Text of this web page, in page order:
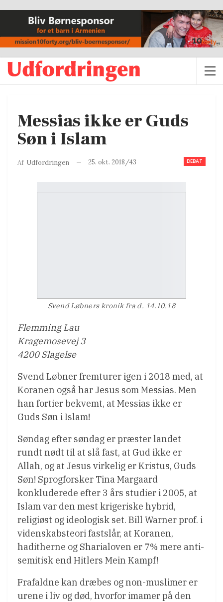
Messias ikke er Guds
Søn i Islam
DEBAT
Af Udfordringen 25. okt. 2018/43
Svend Løbners kronik fra d. 14.10.18
Flemming Lau
Kragemosevej 3
4200 Slagelse
Svend Løbner fremturer igen i 2018 med, at
Koranen også har Jesus som Messias. Men
han fortier bekvemt, at Messias ikke er
Guds Søn i Islam!
Søndag efter søndag er præster landet
rundt nødt til at slå fast, at Gud ikke er
Allah, og at Jesus virkelig er Kristus, Guds
Søn! Sprogforsker Tina Margaard
konkluderede efter 3 års studier i 2005, at
Islam var den mest krigeriske hybrid,
religiøst og ideologisk set. Bill Warner prof. i
videnskabsteori fastslår, at Koranen,
haditherne og Sharialoven er 7% mere anti-
semitisk end Hitlers Mein Kampf!
Frafaldne kan dræbes og non-muslimer er
urene i liv og død, hvorfor imamer på den